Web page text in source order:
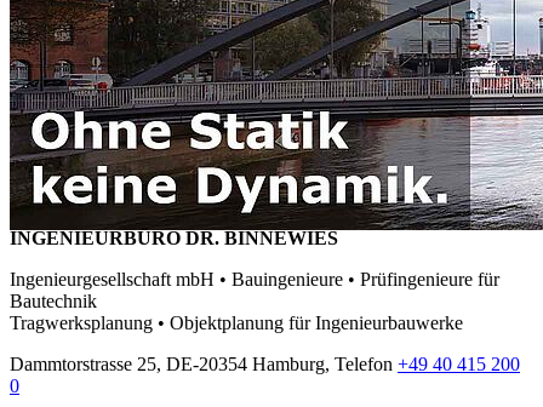
INGENIEURBÜRO DR. BINNEWIES
Ingenieurgesellschaft mbH • Bauingenieure • Prüfingenieure für
Bautechnik
Tragwerksplanung • Objektplanung für Ingenieurbauwerke
Dammtorstrasse 25, DE-20354 Hamburg, Telefon +49 40 415 200
0